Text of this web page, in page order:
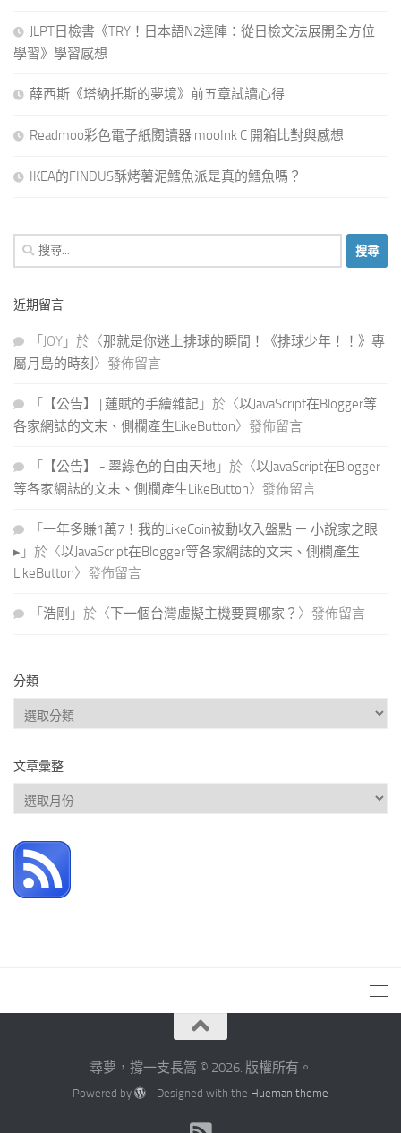
JLPT日檢書《TRY！日本語N2達陣：從日檢文法展開全方位
學習》學習感想
薛西斯《塔納托斯的夢境》前五章試讀心得
Readmoo彩色電子紙閱讀器 mooInk C 開箱比對與感想
IKEA的FINDUS酥烤薯泥鱈魚派是真的鱈魚嗎？
搜
尋
鍵
近期留言
「 JOY 」於〈那就是你迷上排球的瞬間！《排球少年！！》專
屬月島的時刻 〉發佈留言
「 【公告】 | 蓮賦的手繪雜記 」於〈以JavaScript在Blogger等
各家網誌的文末、側欄產生LikeButton〉發佈留言
「 【公告】 - 翠綠色的自由天地 」於〈以JavaScript在Blogger
等各家網誌的文末、側欄產生LikeButton〉發佈留言
「 一年多賺1萬7！我的LikeCoin被動收入盤點 － 小說家之眼
▸ 」於〈以JavaScript在Blogger等各家網誌的文末、側欄產生
LikeButton〉發佈留言
「 浩剛 」於〈 下一個台灣虛擬主機要買哪家？ 〉發佈留言
分類
分
類
文章彙整
文
章
整
尋夢，撐一支長篙 © 2026. 版權所有。
Powered by - Designed with the Hueman theme